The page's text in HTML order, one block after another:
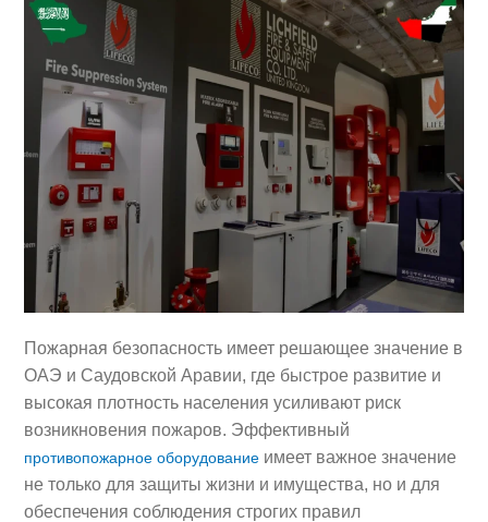
Пожарная безопасность имеет решающее значение в
ОАЭ и Саудовской Аравии, где быстрое развитие и
высокая плотность населения усиливают риск
возникновения пожаров. Эффективный
противопожарное оборудование имеет важное значение
не только для защиты жизни и имущества, но и для
обеспечения соблюдения строгих правил